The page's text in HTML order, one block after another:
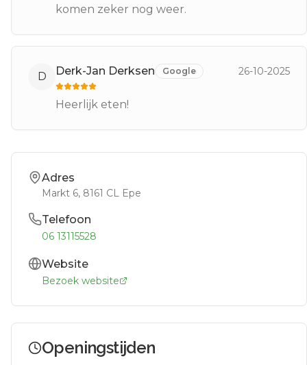
komen zeker nog weer.
D Derk-Jan Derksen Google 26-10-2025
Heerlijk eten!
Adres
Markt 6, 8161 CL Epe
Telefoon
06 13115528
Website
Bezoek website
Openingstijden